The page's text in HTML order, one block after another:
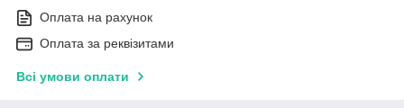
Оплата на рахунок
Оплата за реквізитами
Всі умови оплати